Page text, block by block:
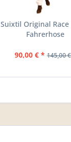
Suixtil Original Race
Fahrerhose
90,00 € * 145,00